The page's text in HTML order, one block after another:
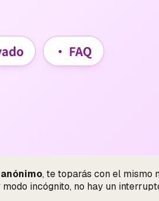
, te toparás con el mismo
modo incógnito, no hay un